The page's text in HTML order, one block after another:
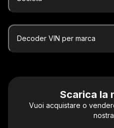
Decoder VIN per marca
Scarica la
Vuoi acquistare o